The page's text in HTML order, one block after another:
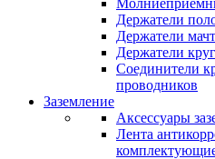
Держатели
Держатели
Держатели
Cоединители
проводников
Заземление
Аксессуары
Лента